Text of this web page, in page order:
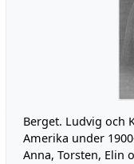
Berget. Ludvig och
Amerika under
Anna, Torsten, Elin